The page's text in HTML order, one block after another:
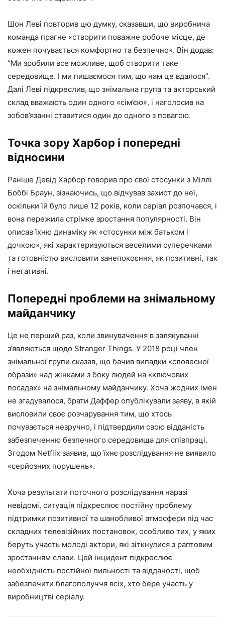
Шон Леві повторив цю думку, сказавши, що виробнича
команда прагне «створити поважне робоче місце, де
кожен почувається комфортно та безпечно». Він додав:
“Ми зробили все можливе, щоб створити таке
середовище. І ми пишаємося тим, що нам це вдалося”.
Далі Леві підкреслив, що знімальна група та акторський
склад вважають один одного «сім’єю», і наголосив на
зобов’язанні ставитися один до одного з повагою.
Точка зору Харбор і попередні
відносини
Раніше Девід Харбор говорив про свої стосунки з Міллі
Боббі Браун, зізнаючись, що відчував захист до неї,
оскільки їй було лише 12 років, коли серіал розпочався, і
вона пережила стрімке зростання популярності. Він
описав їхню динаміку як «стосунки між батьком і
дочкою», які характеризуються веселими суперечками
та готовністю висловити занепокоєння, як позитивні, так
і негативні.
Попередні проблеми на знімальному
майданчику
Це не перший раз, коли звинувачення в залякуванні
з’являються щодо Stranger Things. У 2018 році член
знімальної групи сказав, що бачив випадки «словесної
образи» над жінками з боку людей на «ключових
посадах» на знімальному майданчику. Хоча жодних імен
не згадувалося, брати Даффер опублікували заяву, в якій
висловили своє розчарування тим, що хтось
почувається незручно, і підтвердили свою відданість
забезпеченню безпечного середовища для співпраці.
Згодом Netflix заявив, що їхнє розслідування не виявило
«серйозних порушень».
Хоча результати поточного розслідування наразі
невідомі, ситуація підкреслює постійну проблему
підтримки позитивної та шанобливої ​​атмосфери під час
складних телевізійних постановок, особливо тих, у яких
беруть участь молоді актори, які зіткнулися з раптовим
зростанням слави. Цей інцидент підкреслює
необхідність постійної пильності та відданості, щоб
забезпечити благополуччя всіх, хто бере участь у
виробництві серіалу.